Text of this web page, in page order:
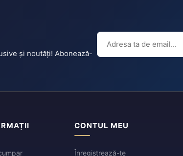
și noutăți! Abonează-
CONTUL MEU
Înregistrează-te